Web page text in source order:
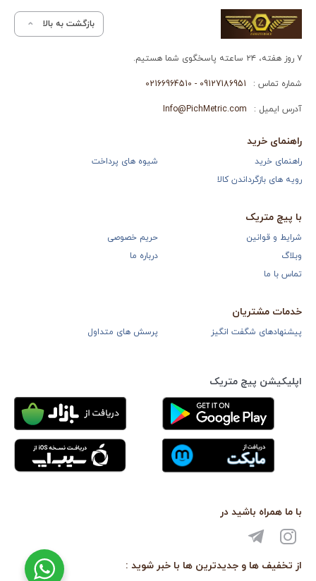
بازگشت به بالا
۷ روز هفته، ۲۴ ساعته پاسخگوی شما هستیم.
شماره تماس : 09127186951 - 02166964510
آدرس ایمیل : Info@PichMetric.com
راهنمای خرید
راهنمای خرید
شیوه های پرداخت
رویه های بازگرداندن کالا
با پیچ متریک
شرایط و قوانین
حریم خصوصی
وبلاگ
درباره ما
تماس با ما
خدمات مشتریان
پیشنهادهای شگفت انگیز پرسش های متداول
اپلیکیشن پیچ متریک
از تخفیف ها و جدیدترین ها با خبر شوید :
با ما همراه باشید در